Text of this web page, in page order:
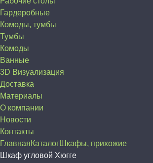
Гардеробные
Комоды, тумбы
Тумбы
Комоды
Ванные
3D Визуализация
Доставка
Материалы
О компании
Новости
Контакты
ГлавнаяКаталогШкафы, прихожие
Шкаф угловой Хюгге